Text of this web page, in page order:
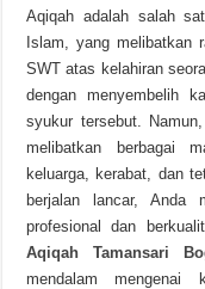
Aqiqah adalah salah
Islam, yang melibatkan
SWT atas kelahiran
dengan menyembelih
syukur tersebut.
melibatkan berbagai
keluarga, kerabat, dan
berjalan lancar, Anda
profesional dan
Aqiqah Tamansari
mendalam mengenai